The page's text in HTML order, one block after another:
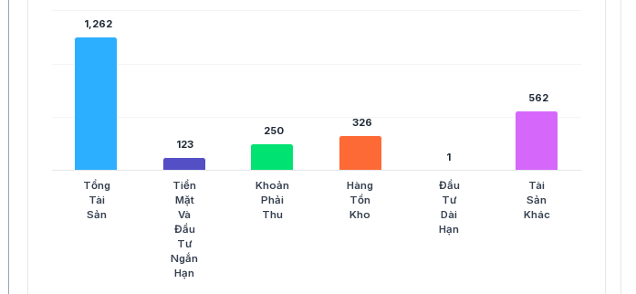
1,262
1,262
123
123
250
250
326
326
11
562
562
Tổng
Tài
Sản
Tiền
Mặt
Và
Đầu
Tư
Ngắn
Hạn
Khoản
Phải
Thu
Hàng
Tồn
Kho
Đầu
Tư
Dài
Hạn
Tài
Sản
Khác